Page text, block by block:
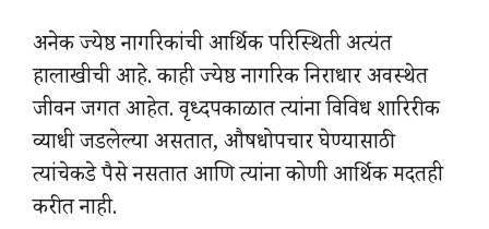
अनेक ज्येष्ठ नागरिकांची आर्थिक परिस्थिती अत्यंत
हालाखीची आहे. काही ज्येष्ठ नागरिक निराधार अवस्थेत
जीवन जगत आहेत. वृध्दपकाळात त्यांना विविध शारिरीक
व्याधी जडलेल्या असतात, औषधोपचार घेण्यासाठी
त्यांचेकडे पैसे नसतात आणि त्यांना कोणी आर्थिक मदतही
करीत नाही.